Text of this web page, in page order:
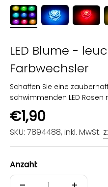
LED Blume -
Farbwechsler
Schaffen Sie eine
schwimmenden LED
Angebot
€1,90
SKU: 7894488, inkl. MwSt.
Anzahl: